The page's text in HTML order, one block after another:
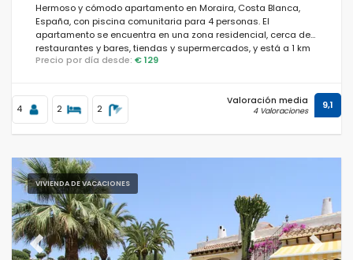
Hermoso y cómodo apartamento en Moraira, Costa Blanca,
España, con piscina comunitaria para 4 personas. El
apartamento se encuentra en una zona residencial, cerca de
restaurantes y bares, tiendas y supermercados, y está a 1 km
de la playa.
Precio por día desde: € 129
4 2 2
Valoración media
4 Valoraciones 9,1
VIVIENDA DE VACACIONES
Previous Next